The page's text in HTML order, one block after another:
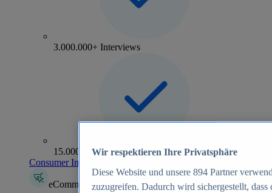
3.000.000+ Interviews
15.000+ Marken
Consumer Insights entdecken
eCommerce Insights
Wir respektieren Ihre Privatsphäre
Diese Website und unsere 894 Partner
zuzugreifen. Dadurch wird sichergestellt,